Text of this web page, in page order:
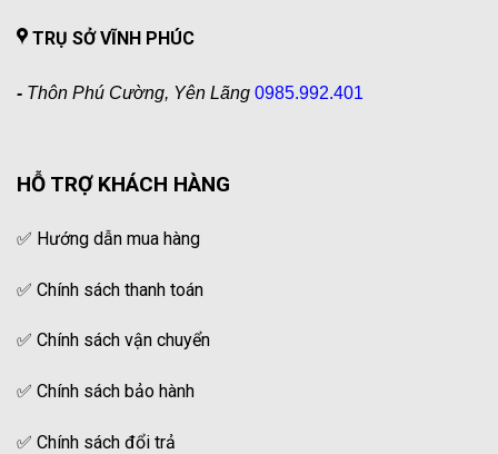
TRỤ SỞ VĨNH PHÚC
- Thôn Phú Cường, Yên Lãng 0985.992.401
HỖ TRỢ KHÁCH HÀNG
✅ Hướng dẫn mua hàng
✅ Chính sách thanh toán
✅ Chính sách vận chuyển
✅ Chính sách bảo hành
✅ Chính sách đổi trả